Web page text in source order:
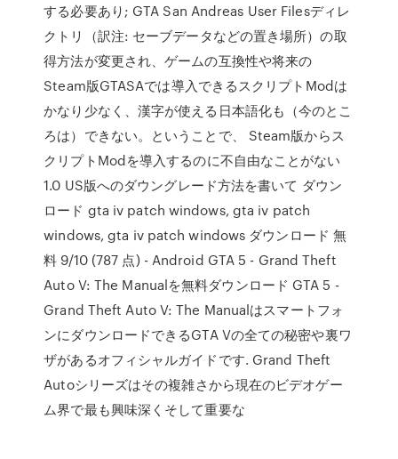
する必要あり; GTA San Andreas User Filesディレ
クトリ（訳注: セーブデータなどの置き場所）の取
得方法が変更され、ゲームの互換性や将来の
Steam版GTASAでは導入できるスクリプトModは
かなり少なく、漢字が使える日本語化も（今のとこ
ろは）できない。ということで、 Steam版からス
クリプトModを導入するのに不自由なことがない
1.0 US版へのダウングレード方法を書いて ダウン
ロード gta iv patch windows, gta iv patch
windows, gta iv patch windows ダウンロード 無
料 9/10 (787 点) - Android GTA 5 - Grand Theft
Auto V: The Manualを無料ダウンロード GTA 5 -
Grand Theft Auto V: The Manualはスマートフォ
ンにダウンロードできるGTA Vの全ての秘密や裏ワ
ザがあるオフィシャルガイドです. Grand Theft
Autoシリーズはその複雑さから現在のビデオゲー
ム界で最も興味深くそして重要な